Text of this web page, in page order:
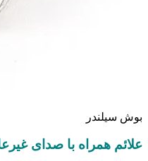
بوش سیلندر
علائم همراه با صدای